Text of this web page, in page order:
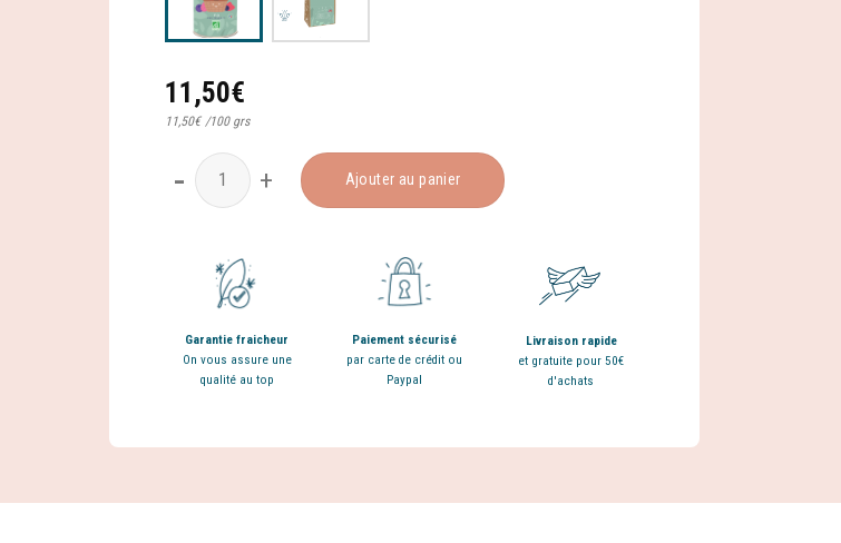
11,50€
11,50€ /100 grs
quantité de Tasse des Bois
Ajouter au panier
Garantie fraicheur
On vous assure une
qualité au top
Paiement sécurisé
par carte de crédit ou
Paypal
Livraison rapide
et gratuite pour 50€
d'achats